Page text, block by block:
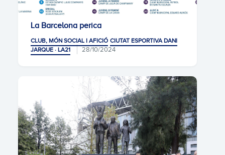
La Barcelona perica
CLUB, MÓN SOCIAL I AFICIÓ CIUTAT ESPORTIVA DANI
JARQUE · LA21
28/10/2024